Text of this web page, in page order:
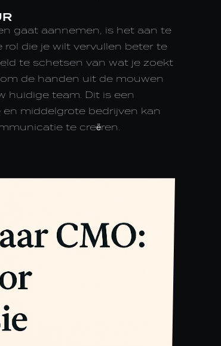
gaat aannemen, is het aan te
die je wilt vervullen beter te
te schetsen van wat je zoekt
de handen uit de mouwen
huidige team. Dit is een
middelgrote bedrijven kan
te creëren.